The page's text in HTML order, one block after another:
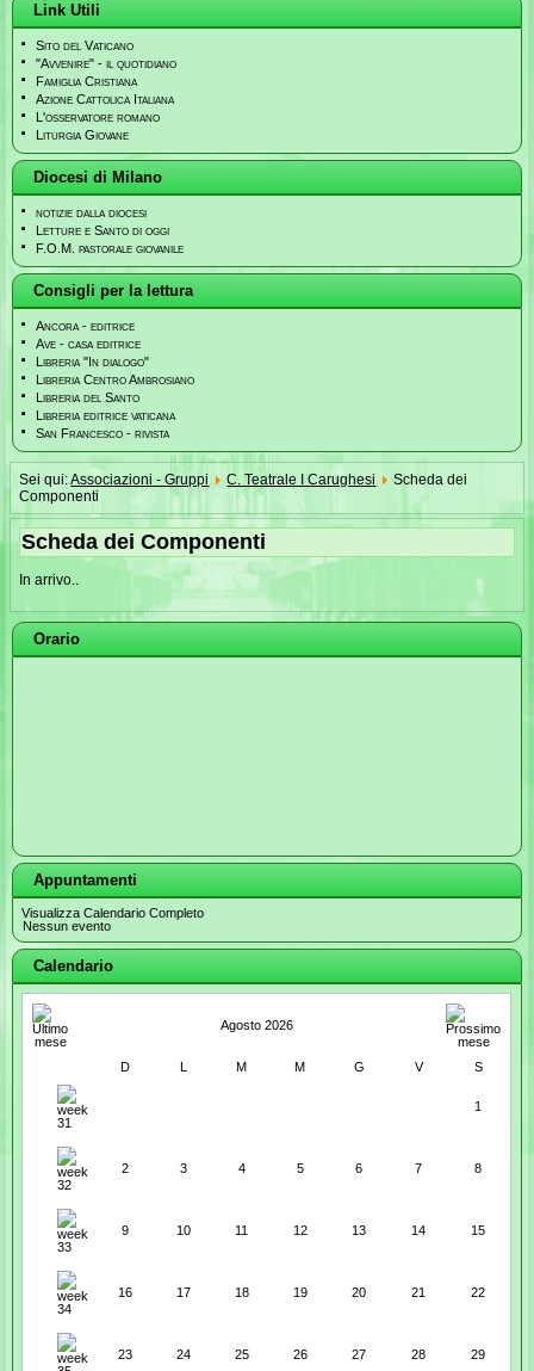
Link Utili
Sito del Vaticano
"Avvenire" - il quotidiano
Famiglia Cristiana
Azione Cattolica Italiana
L'osservatore romano
Liturgia Giovane
Diocesi di Milano
notizie dalla diocesi
Letture e Santo di oggi
F.O.M. pastorale giovanile
Consigli per la lettura
Ancora - editrice
Ave - casa editrice
Libreria "In dialogo"
Libreria Centro Ambrosiano
Libreria del Santo
Libreria editrice vaticana
San Francesco - rivista
Sei qui:Associazioni - Gruppi C. Teatrale I Carughesi
Scheda dei
Componenti
Scheda dei Componenti
In arrivo..
Orario
Appuntamenti
Visualizza Calendario Completo
Nessun evento
Calendario
Agosto 2026
D L M M G V S
1
2 3 4 5 6 7 8
9 10 11 12 13 14 15
16 17 18 19 20 21 22
23 24 25 26 27 28 29